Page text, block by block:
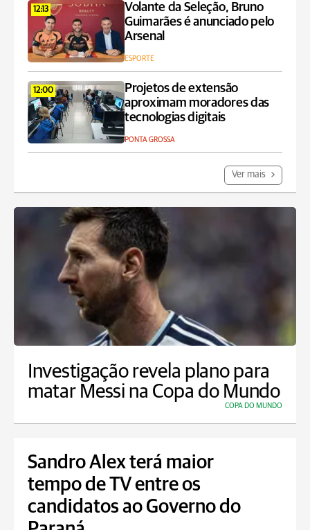
12:13
Volante da Seleção, Bruno
Guimarães é anunciado pelo
Arsenal
ESPORTE
12:00
Projetos de extensão
aproximam moradores das
tecnologias digitais
PONTA GROSSA
Ver mais
Investigação revela plano para
matar Messi na Copa do Mundo
COPA DO MUNDO
Sandro Alex terá maior
tempo de TV entre os
candidatos ao Governo do